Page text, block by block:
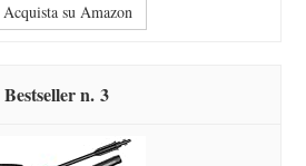
Acquista su Amazon
3